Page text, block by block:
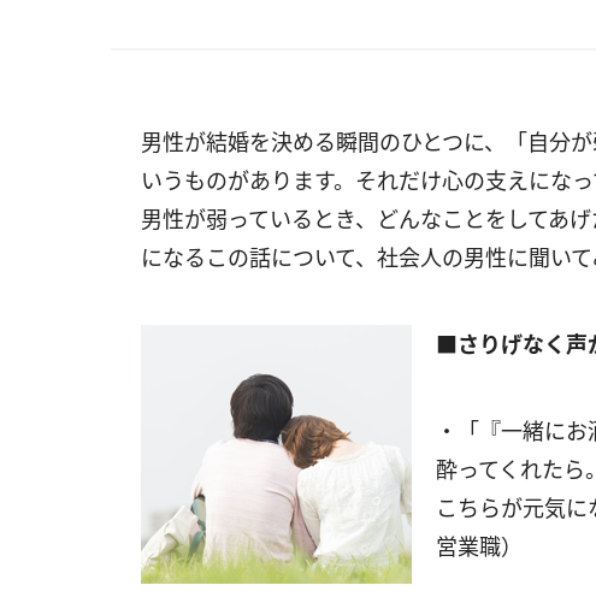
男性が結婚を決める瞬間のひとつに、「自分
いうものがあります。それだけ心の支えにな
男性が弱っているとき、どんなことをしてあ
になるこの話について、社会人の男性に聞いて
■さりげなく声
・「『一緒に
酔ってくれたら
こちらが元気
営業職）